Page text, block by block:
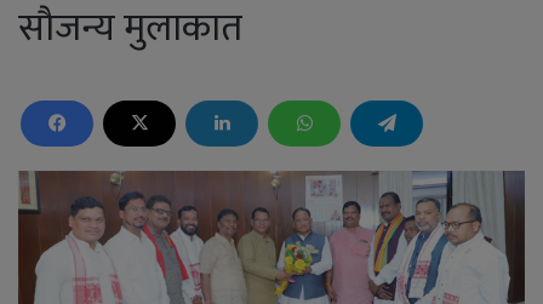
सौजन्य मुलाकात